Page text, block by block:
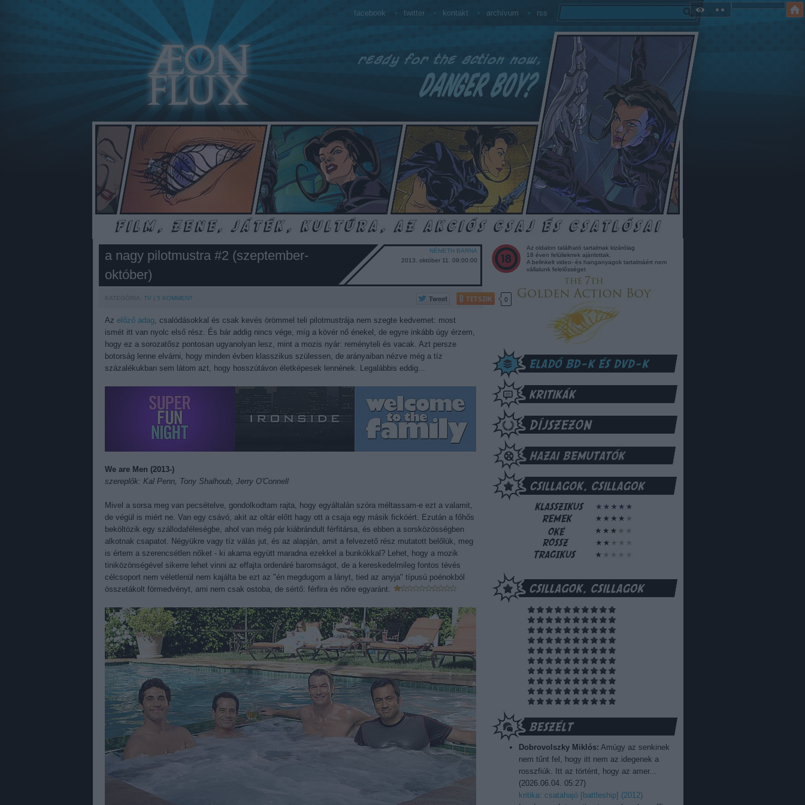
facebook twitter kontakt archívum rss
a nagy pilotmustra #2 (szeptember-
október)
NÉMETH BARNA
2013. október 11. 09:00:00
KATEGÓRIA: TV 5 KOMMENT TETSZIK 0
Az előző adag, csalódásokkal és csak kevés örömmel teli pilotmustrája nem szegte kedvemet: most
ismét itt van nyolc első rész. És bár addig nincs vége, míg a kövér nő énekel, de egyre inkább úgy érzem,
hogy ez a sorozatősz pontosan ugyanolyan lesz, mint a mozis nyár: reményteli és vacak. Azt persze
botorság lenne elvárni, hogy minden évben klasszikus szülessen, de arányaiban nézve még a tíz
százalékukban sem látom azt, hogy hosszútávon életképesek lennének. Legalábbis eddig...
We are Men (2013-)
szereplők: Kal Penn, Tony Shalhoub, Jerry O'Connell
Mivel a sorsa meg van pecsételve, gondolkodtam rajta, hogy egyáltalán szóra méltassam-e ezt a valamit,
de végül is miért ne. Van egy csávó, akit az oltár előtt hagy ott a csaja egy másik fickóért. Ezután a főhős
beköltözik egy szállodaféleségbe, ahol van még pár kiábrándult férfitársa, és ebben a sorsközösségben
alkotnak csapatot. Négyükre vagy tíz válás jut, és az alapján, amit a felvezető rész mutatott belőlük, meg
is értem a szerencsétlen nőket - ki akarna együtt maradna ezekkel a bunkókkal? Lehet, hogy a mozik
tiniközönségével sikerre lehet vinni az effajta ordenáré baromságot, de a kereskedelmileg fontos tévés
célcsoport nem véletlenül nem kajálta be ezt az "én megdugom a lányt, tied az anyja" típusú poénokból
összetákolt förmedvényt, ami nem csak ostoba, de sértő: férfira és nőre egyaránt.
Az oldalon található tartalmak kizárólag
18 éven felülieknek ajánlottak.
A belinkelt video- és hanganyagok tartalmáért nem
vállalunk felelősséget
Dobrovolszky Miklós: Amúgy az senkinek
nem tűnt fel, hogy itt nem az idegenek a
rosszfiúk. Itt az történt, hogy az amer...
(2026.06.04. 05:27)
kritika: csatahajó [battleship] (2012)